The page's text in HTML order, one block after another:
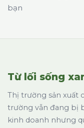
bạn
Từ lối sống
Thị trường sản xuất
trường vẫn đang bị
kinh doanh nhưng